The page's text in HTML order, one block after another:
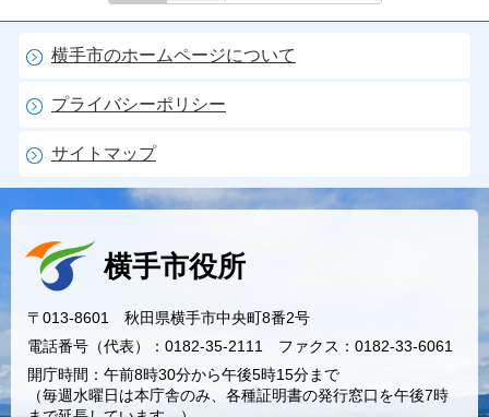
横手市のホームページについて
プライバシーポリシー
サイトマップ
横手市役所
〒013-8601 秋田県横手市中央町8番2号
電話番号（代表）：0182-35-2111 ファクス：0182-33-6061
開庁時間：午前8時30分から午後5時15分まで
（毎週水曜日は本庁舎のみ、各種証明書の発行窓口を午後7時